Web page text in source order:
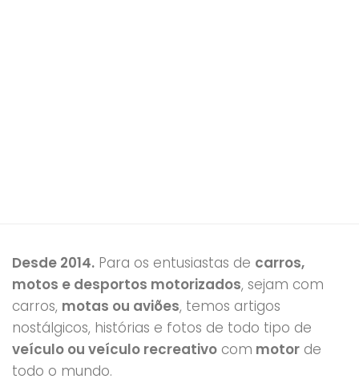
Desde 2014. Para os entusiastas de carros,
motos e desportos motorizados, sejam com
carros, motas ou aviões, temos artigos
nostálgicos, histórias e fotos de todo tipo de
veículo ou veículo recreativo com motor de
todo o mundo.